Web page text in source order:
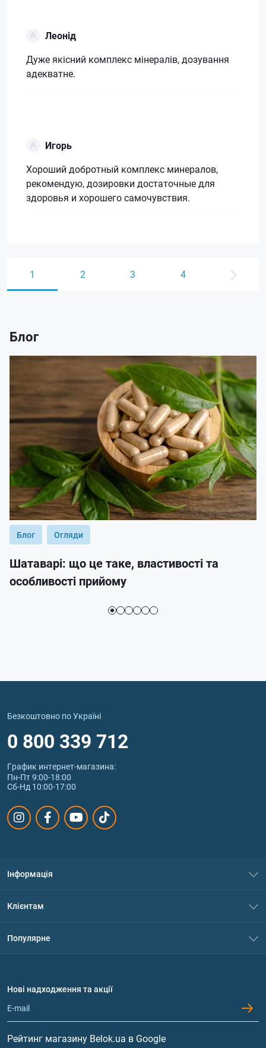
Леонід
Дуже якісний комплекс мінералів, дозування
адекватне.
Игорь
Хороший добротный комплекс минералов,
рекомендую, дозировки достаточные для
здоровья и хорошего самочувствия.
1 2 3 4
Блог
Блог Огляди
Шатаварі: що це таке, властивості та
особливості прийому
Безкоштовно по Україні
0 800 339 712
График интернет‑магазина:
Пн-Пт 9:00-18:00
Сб-Нд 10:00-17:00
Інформація
Політика конфіденційності
Обмін та повернення
Клієнтам
Популярне
Протеїн
Гейнери
Вітаміни та мінерали
Нові надходження та акції
Рейтинг магазину Belok.ua в Google